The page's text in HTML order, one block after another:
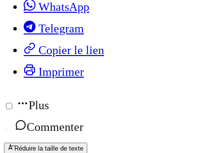
WhatsApp
Telegram
Copier le lien
Imprimer
Plus
Commenter
Réduire la taille de texte